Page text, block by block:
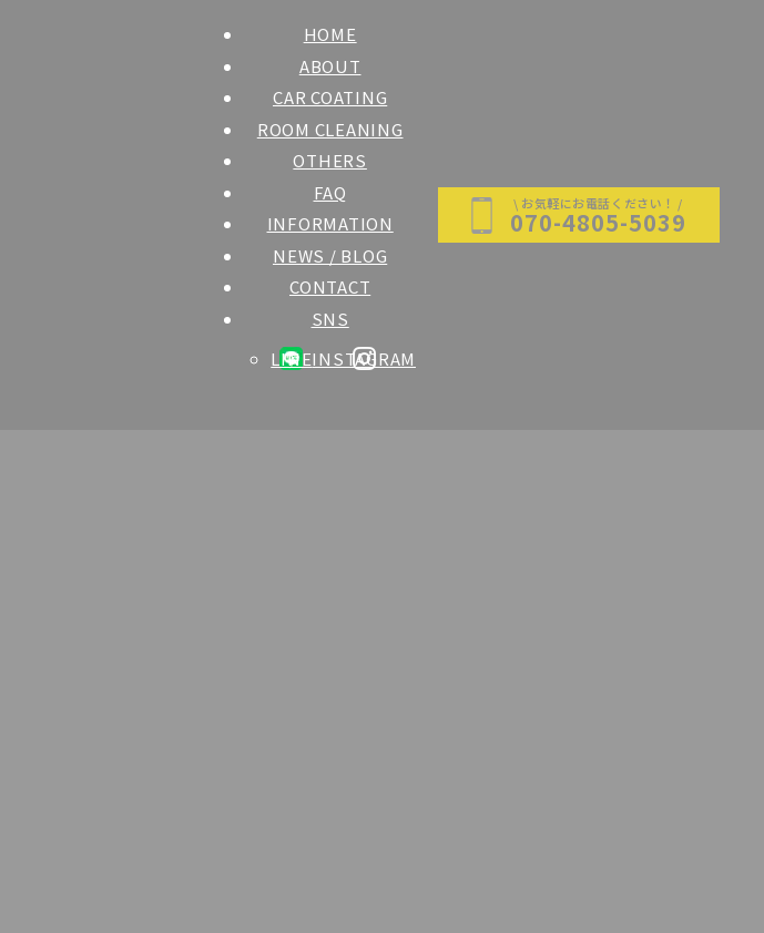
HOME
ABOUT
CAR COATING
ROOM CLEANING
OTHERS
FAQ
INFORMATION
NEWS / BLOG
CONTACT
SNS
LINEINSTAGRAM
\ お気軽にお電話ください！ /
070-4805-5039